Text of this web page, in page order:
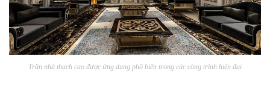
Trần nhà thạch cao được ứng dụng phổ biến trong các công trình hiện đại